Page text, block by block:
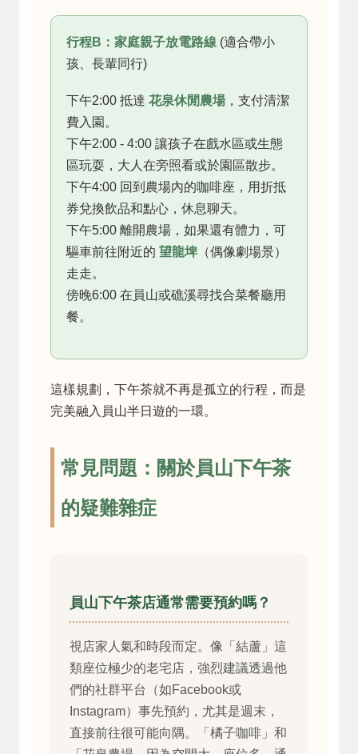
行程B：家庭親子放電路線 (適合帶小
孩、長輩同行)
下午2:00 抵達花泉休閒農場 ，支付清潔
費入園。
下午2:00 - 4:00 讓孩子在戲水區或生態
區玩耍，大人在旁照看或於園區散步。
下午4:00 回到農場內的咖啡座，用折抵
券兌換飲品和點心，休息聊天。
下午5:00 離開農場，如果還有體力，可
驅車前往附近的望龍埤 （偶像劇場景）
走走。
傍晚6:00 在員山或礁溪尋找合菜餐廳用
餐。
這樣規劃，下午茶就不再是孤立的行程，而是
完美融入員山半日遊的一環。
常見問題：關於員山下午茶
的疑難雜症
員山下午茶店通常需要預約嗎？
視店家人氣和時段而定。像「結蘆」這
類座位極少的老宅店，強烈建議透過他
們的社群平台（如Facebook或
Instagram）事先預約，尤其是週末，
直接前往很可能向隅。「橘子咖啡」和